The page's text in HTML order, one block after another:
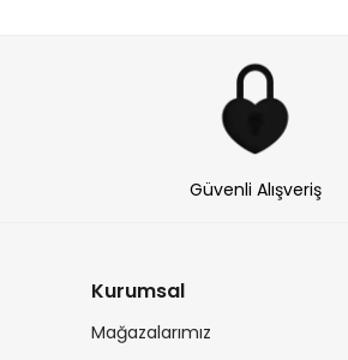
Güvenli Alışveriş
Kurumsal
Mağazalarımız